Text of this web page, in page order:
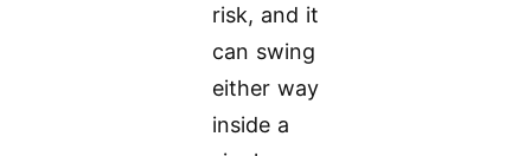
risk, and it
can swing
either way
inside a